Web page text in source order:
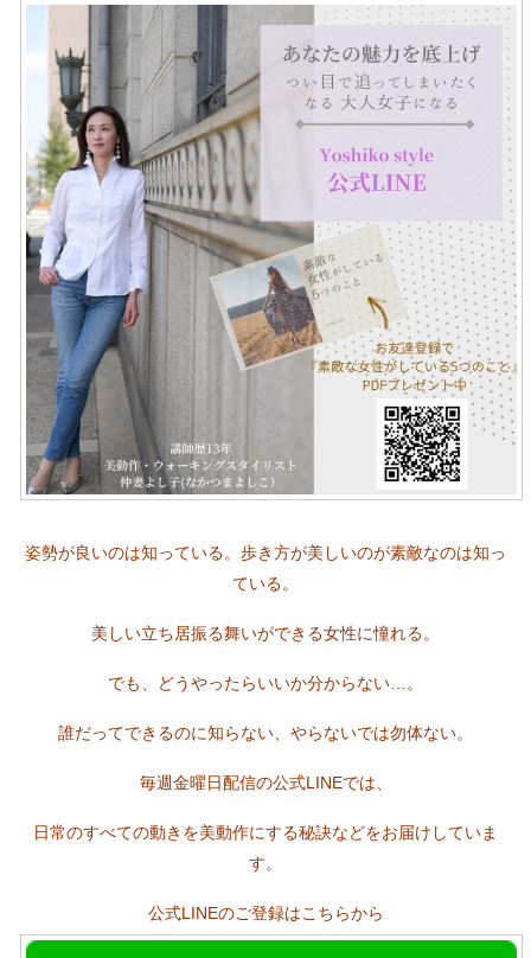
姿勢が良いのは知っている。歩き方が美しいのが素敵なのは知っ
ている。
美しい立ち居振る舞いができる女性に憧れる。
でも、どうやったらいいか分からない…。
誰だってできるのに知らない、やらないでは勿体ない。
毎週金曜日配信の公式LINEでは、
日常のすべての動きを美動作にする秘訣などをお届けしていま
す。
公式LINEのご登録はこちらから